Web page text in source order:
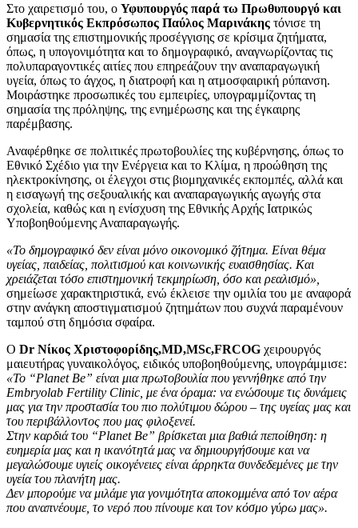
Στο χαιρετισμό του, ο Υφυπουργός παρά τω Πρωθυπουργό και
Κυβερνητικός Εκπρόσωπος Παύλος Μαρινάκης τόνισε τη
σημασία της επιστημονικής προσέγγισης σε κρίσιμα ζητήματα,
όπως, η υπογονιμότητα και το δημογραφικό, αναγνωρίζοντας τις
πολυπαραγοντικές αιτίες που επηρεάζουν την αναπαραγωγική
υγεία, όπως το άγχος, η διατροφή και η ατμοσφαιρική ρύπανση.
Μοιράστηκε προσωπικές του εμπειρίες, υπογραμμίζοντας τη
σημασία της πρόληψης, της ενημέρωσης και της έγκαιρης
παρέμβασης.
Αναφέρθηκε σε πολιτικές πρωτοβουλίες της κυβέρνησης, όπως το
Εθνικό Σχέδιο για την Ενέργεια και το Κλίμα, η προώθηση της
ηλεκτροκίνησης, οι έλεγχοι στις βιομηχανικές εκπομπές, αλλά και
η εισαγωγή της σεξουαλικής και αναπαραγωγικής αγωγής στα
σχολεία, καθώς και η ενίσχυση της Εθνικής Αρχής Ιατρικώς
Υποβοηθούμενης Αναπαραγωγής.
«Το δημογραφικό δεν είναι μόνο οικονομικό ζήτημα. Είναι θέμα
υγείας, παιδείας, πολιτισμού και κοινωνικής ευαισθησίας. Και
χρειάζεται τόσο επιστημονική τεκμηρίωση, όσο και ρεαλισμό»,
σημείωσε χαρακτηριστικά, ενώ έκλεισε την ομιλία του με αναφορά
στην ανάγκη αποστιγματισμού ζητημάτων που συχνά παραμένουν
ταμπού στη δημόσια σφαίρα.
Ο Dr Νίκος Χριστοφορίδης,MD,MSc,FRCOG χειρουργός
μαιευτήρας γυναικολόγος, ειδικός υποβοηθούμενης, υπογράμμισε:
«Το “Planet Be” είναι μια πρωτοβουλία που γεννήθηκε από την
Embryolab Fertility Clinic, με ένα όραμα: να ενώσουμε τις δυνάμεις
μας για την προστασία του πιο πολύτιμου δώρου – της υγείας μας και
του περιβάλλοντος που μας φιλοξενεί.
Στην καρδιά του “Planet Be” βρίσκεται μια βαθιά πεποίθηση: η
ευημερία μας και η ικανότητά μας να δημιουργήσουμε και να
μεγαλώσουμε υγιείς οικογένειες είναι άρρηκτα συνδεδεμένες με την
υγεία του πλανήτη μας.
Δεν μπορούμε να μιλάμε για γονιμότητα αποκομμένα από τον αέρα
που αναπνέουμε, το νερό που πίνουμε και τον κόσμο γύρω μας».